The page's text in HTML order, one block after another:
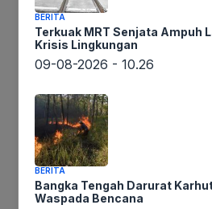
mereka harus bertindak. Ini
menyampaikan kebenaran
kemudian berdialog dengan
percaya. Amersi bahkan
tinggi milik Iran, sebuah
mengurangi risiko
BERITA
Terkuak MRT Senjata Ampuh
Krisis Lingkungan
09-08-2026 - 10.26
BERITA
Bangka Tengah Darurat
Waspada Bencana